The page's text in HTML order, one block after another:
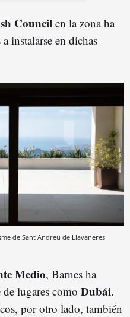
Councilen la zona ha
instalarse en dichas
de Sant Andreu de Llavaneres
Medio, Barnes ha
lugares como Dubái.
por otro lado, también